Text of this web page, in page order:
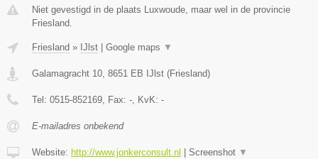
Niet gevestigd in de plaats Luxwoude, maar wel in de provincie
Friesland.
Friesland » IJlst Google maps ▼
Galamagracht 10, 8651 EB IJlst (Friesland)
Tel: 0515-852169, Fax: -, KvK: -
E-mailadres onbekend
Website: http://www.jonkerconsult.nl Screenshot ▼